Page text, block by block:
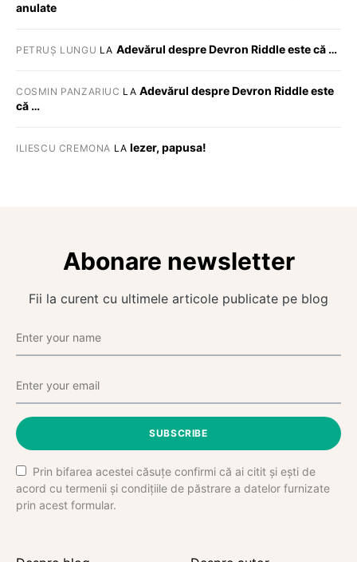
anulate
PETRUȘ LUNGU LA Adevărul despre Devron Riddle este că …
COSMIN PANZARIUC LA Adevărul despre Devron Riddle este
că …
ILIESCU CREMONA LA Iezer, papusa!
Abonare newsletter
Fii la curent cu ultimele articole publicate pe blog
SUBSCRIBE
Prin bifarea acestei căsuțe confirmi că ai citit și ești de
acord cu termenii și condițiile de păstrare a datelor furnizate
prin acest formular.